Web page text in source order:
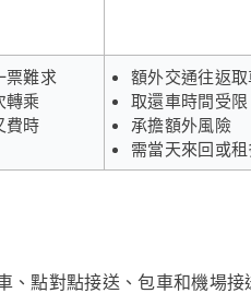
票難求
轉乘
費時
額外交通往返
取還車時間受限
承擔額外風險
需當天來回或租
點對點接送、包車和機場